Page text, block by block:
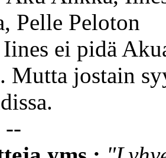
Pelle Peloton
Iines ei pidä
Mutta jostain
--